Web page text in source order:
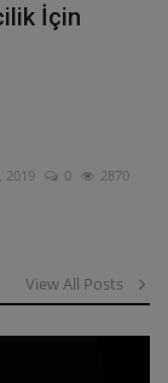
İçin
2019 0 2870
View All Posts